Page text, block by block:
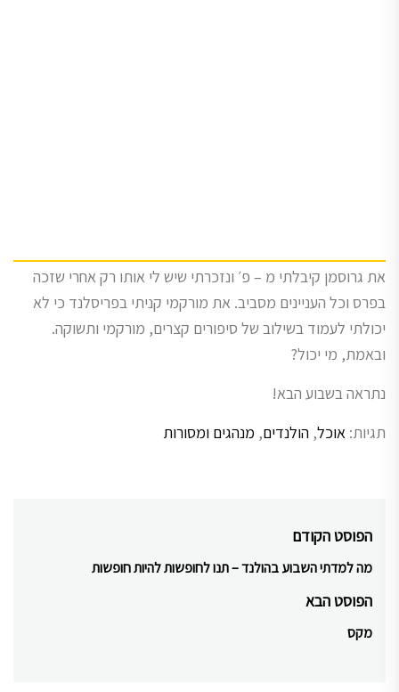
את גרוסמן קיבלתי מ – פ׳ ונזכרתי שיש לי אותו רק אחרי שזכה
בפרס וכל העניינים מסביב. את מורקמי קניתי בפריסלנד כי לא
יכולתי לעמוד בשילוב של סיפורים קצרים, מורקמי ותשוקה.
ובאמת, מי יכול?
נתראה בשבוע הבא!
תגיות: אוכל, הולנדים, מנהגים ומסורות
ניווט
הפוסט הקודם
Previous
post:
מה למדתי השבוע בהולנד – תנו לחופשות להיות חופשות
הפוסט הבא
Next
מקס